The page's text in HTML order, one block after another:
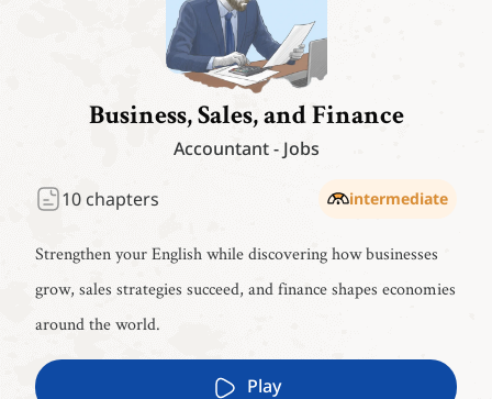
Business, Sales, and Finance
Accountant- Jobs
10chapters intermediate
Strengthen your English while discovering how businesses
grow, sales strategies succeed, and finance shapes economies
around the world.
Play